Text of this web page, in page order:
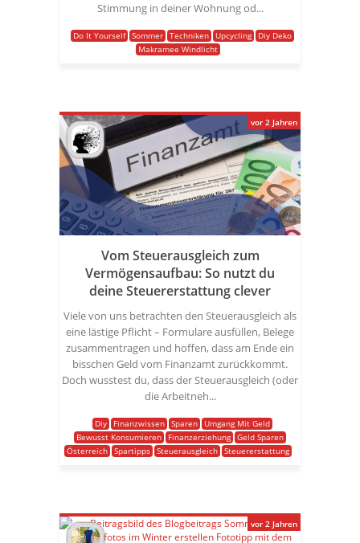
Stimmung in deiner Wohnung od...
Do It Yourself Sommer Techniken Upcycling
Diy Deko
Makramee Windlicht
Vom Steuerausgleich zum
Vermögensaufbau: So nutzt du
deine Steuererstattung clever
Viele von uns betrachten den Steuerausgleich als
eine lästige Pflicht – Formulare ausfüllen, Belege
zusammentragen und hoffen, dass am Ende ein
bisschen Geld vom Finanzamt zurückkommt.
Doch wusstest du, dass der Steuerausgleich (oder
die Arbeitneh...
Diy Finanzwissen Sparen
Umgang Mit Geld
Bewusst Konsumieren
Finanzerziehung Geld Sparen
Österreich Spartipps Steuerausgleich Steuererstattung
vor 2 Jahren
vor 2 Jahren